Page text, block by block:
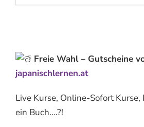
Freie Wahl – Gutscheine
japanischlernen.at
Live Kurse, Online-Sofort Kurse,
ein Buch….?!